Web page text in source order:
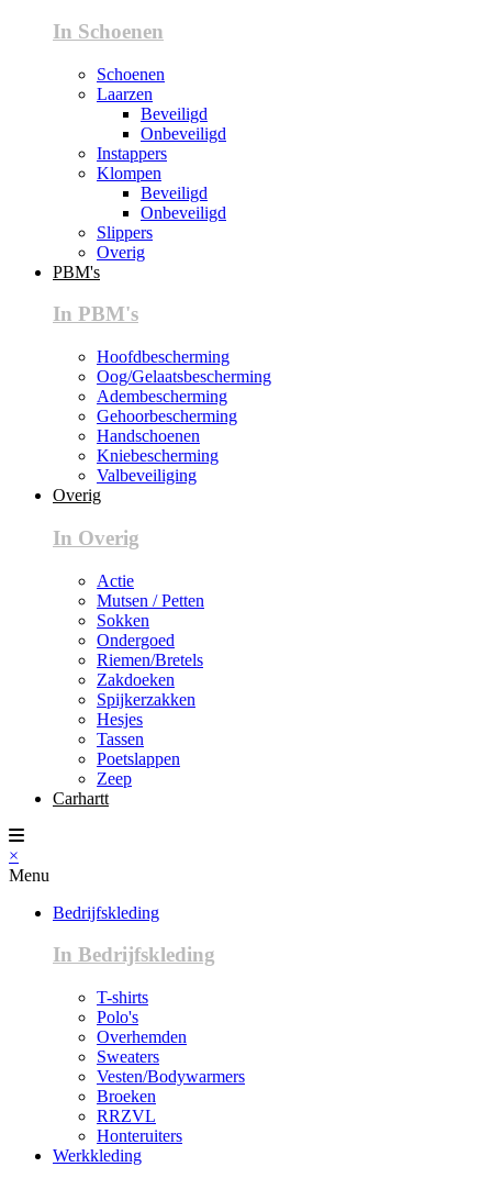
In Schoenen
Schoenen
Laarzen
Beveiligd
Onbeveiligd
Instappers
Klompen
Beveiligd
Onbeveiligd
Slippers
Overig
PBM's
In PBM's
Hoofdbescherming
Oog/Gelaatsbescherming
Adembescherming
Gehoorbescherming
Handschoenen
Kniebescherming
Valbeveiliging
Overig
In Overig
Actie
Mutsen / Petten
Sokken
Ondergoed
Riemen/Bretels
Zakdoeken
Spijkerzakken
Hesjes
Tassen
Poetslappen
Zeep
Carhartt
×
Menu
Bedrijfskleding
In Bedrijfskleding
T-shirts
Polo's
Overhemden
Sweaters
Vesten/Bodywarmers
Broeken
RRZVL
Honteruiters
Werkkleding